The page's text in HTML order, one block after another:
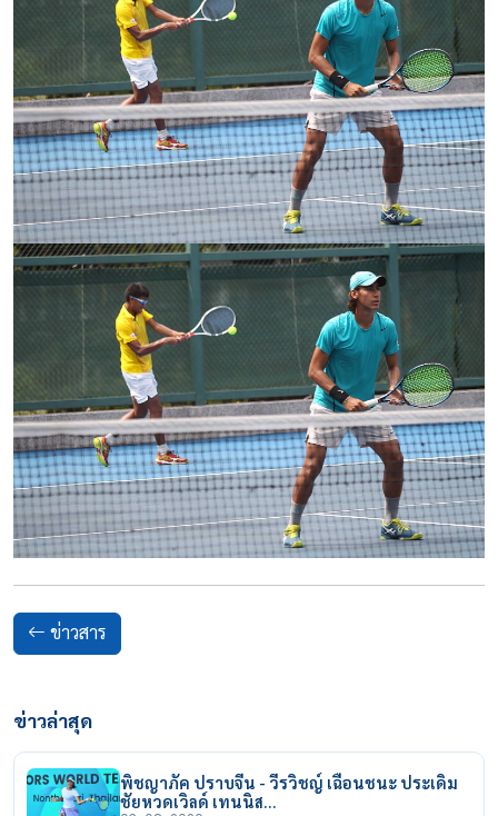
ข่าวสาร
ข่าวล่าสุด
พิชญาภัค ปราบจีน - วีรวิชญ์ เฉือนชนะ ประเดิม
ชัยหวดเวิลด์ เทนนิส…